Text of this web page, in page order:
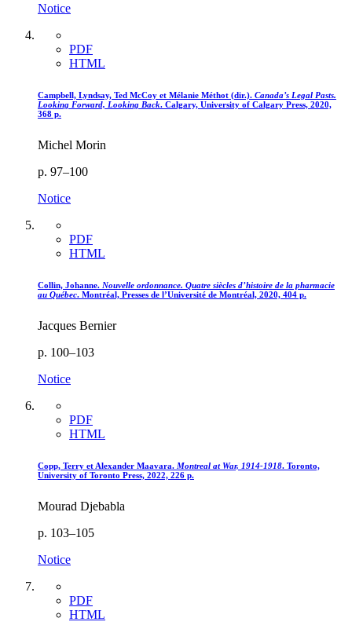
Notice
PDF
HTML
Campbell, Lyndsay, Ted McCoy et Mélanie Méthot (dir.). Canada’s Legal Pasts.
Looking Forward, Looking Back. Calgary, University of Calgary Press, 2020,
368 p.
Michel Morin
p. 97–100
Notice
PDF
HTML
Collin, Johanne. Nouvelle ordonnance. Quatre siècles d’histoire de la pharmacie
au Québec. Montréal, Presses de l’Université de Montréal, 2020, 404 p.
Jacques Bernier
p. 100–103
Notice
PDF
HTML
Copp, Terry et Alexander Maavara. Montreal at War, 1914-1918. Toronto,
University of Toronto Press, 2022, 226 p.
Mourad Djebabla
p. 103–105
Notice
PDF
HTML